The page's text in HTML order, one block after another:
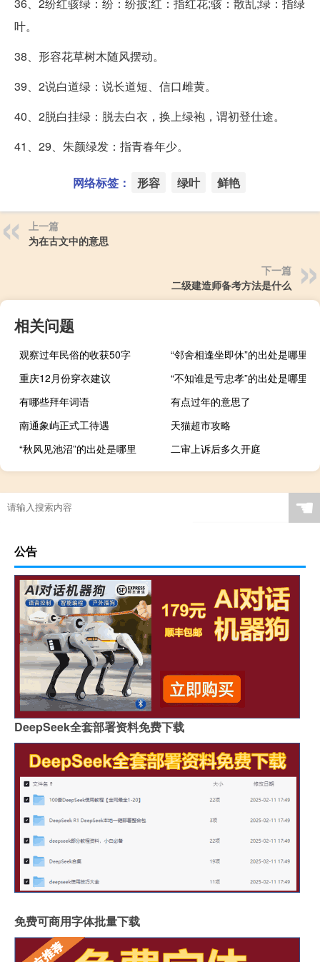
叶。
38、形容花草树木随风摆动。
39、2说白道绿：说长道短、信口雌黄。
40、2脱白挂绿：脱去白衣，换上绿袍，谓初登仕途。
41、29、朱颜绿发：指青春年少。
网络标签： 形容 绿叶 鲜艳
上一篇
为在古文中的意思
下一篇
二级建造师备考方法是什么
相关问题
观察过年民俗的收获50字
“邻舍相逢坐即休”的出处是哪里
重庆12月份穿衣建议
“不知谁是亏忠孝”的出处是哪里
有哪些拜年词语
有点过年的意思了
南通象屿正式工待遇
天猫超市攻略
“秋风见池沼”的出处是哪里
二审上诉后多久开庭
☚
公告
DeepSeek全套部署资料免费下载
免费可商用字体批量下载